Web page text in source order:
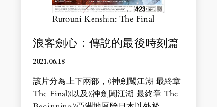
Rurouni Kenshin: The Final
浪客劍心：傳說的最後時刻篇
2021.06.18
該片分為上下兩部，《神劍闖江湖 最終章
The Final》以及《神劍闖江湖 最終章 The